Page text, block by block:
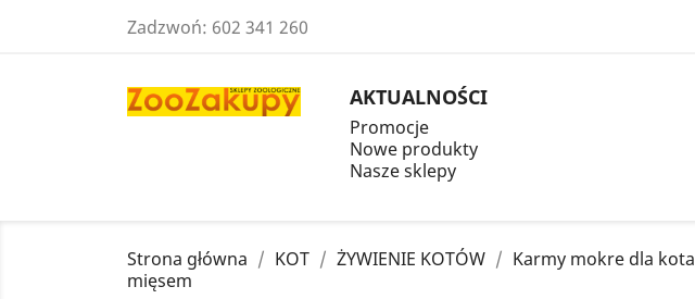
Zadzwoń: 602 341 260
AKTUALNOŚCI
Promocje
Nowe produkty
Nasze sklepy
Strona główna KOT ŻYWIENIE KOTÓW Karmy mokre dla kota
mięsem